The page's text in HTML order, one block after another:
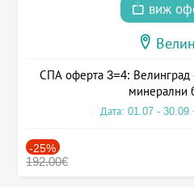
виж
СПА оферта 3=4: Велинград
минерални
Дата: 01.07 - 30.09
-25%
192.00€